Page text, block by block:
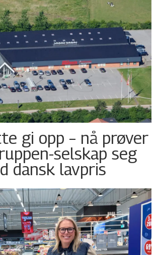
gi opp – nå prøver
selskap seg
dansk lavpris